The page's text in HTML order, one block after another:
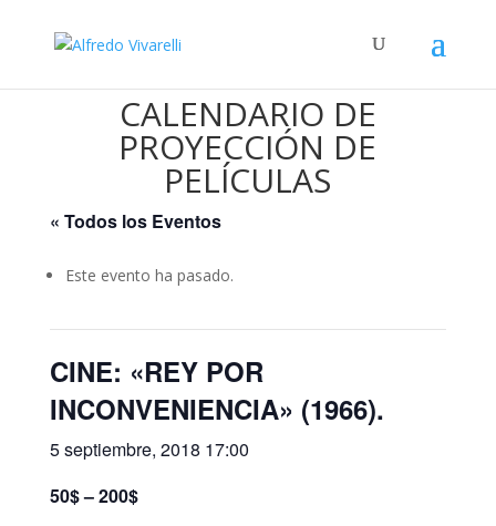
CALENDARIO DE
PROYECCIÓN DE
PELÍCULAS
« Todos los Eventos
Este evento ha pasado.
CINE: «REY POR
INCONVENIENCIA» (1966).
5 septiembre, 2018 17:00
50$ – 200$